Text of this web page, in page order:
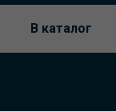
В каталог